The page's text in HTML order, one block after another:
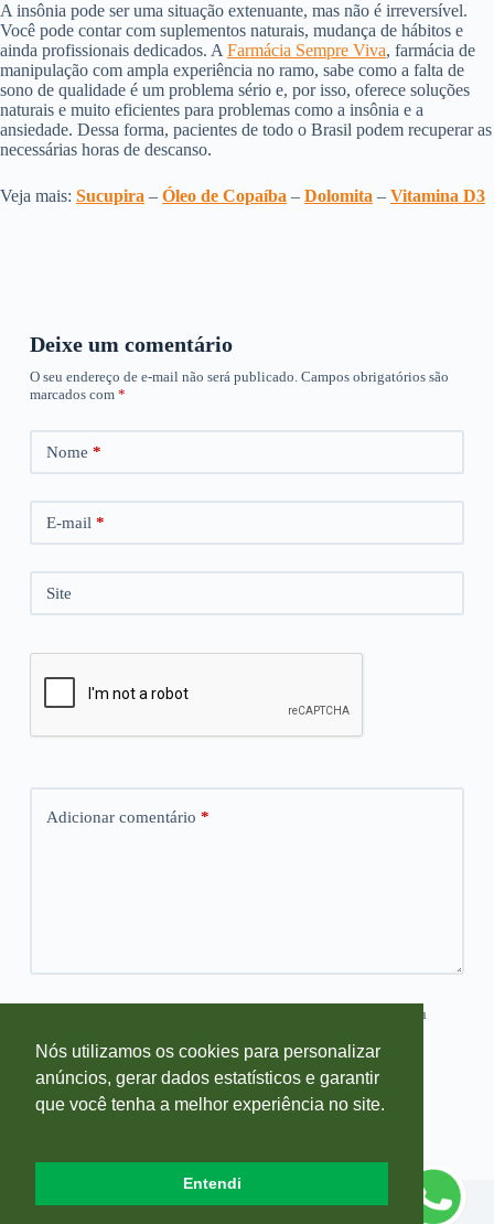
A insônia pode ser uma situação extenuante, mas não é irreversível.
Você pode contar com suplementos naturais, mudança de hábitos e
ainda profissionais dedicados. A Farmácia Sempre Viva, farmácia de
manipulação com ampla experiência no ramo, sabe como a falta de
sono de qualidade é um problema sério e, por isso, oferece soluções
naturais e muito eficientes para problemas como a insônia e a
ansiedade. Dessa forma, pacientes de todo o Brasil podem recuperar as
necessárias horas de descanso.
Veja mais: ​ Sucupira ​ – ​ Óleo de Copaíba ​ – ​ Dolomita ​ – ​ Vitamina D3
Deixe um comentário
O seu endereço de e-mail não será publicado. Campos obrigatórios são
marcados com *
Nome *
E-mail *
Site
Adicionar comentário *
Salvar meus dados neste navegador para a próxima vez que eu
Publicar comentário
Copyright © 2026 Blog Farmácia Sempre Viva - Desenvolvido por
Nós utilizamos os cookies para personalizar
anúncios, gerar dados estatísticos e garantir
que você tenha a melhor experiência no site.
Entendi